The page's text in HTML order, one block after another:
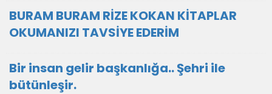
BURAM BURAM RİZE KOKAN KİTAPLAR
OKUMANIZI TAVSİYE EDERİM
Bir insan gelir başkanlığa.. Şehri ile
bütünleşir.